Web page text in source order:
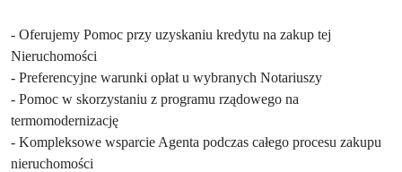
- Oferujemy Pomoc przy uzyskaniu kredytu na zakup tej
Nieruchomości
- Preferencyjne warunki opłat u wybranych Notariuszy
- Pomoc w skorzystaniu z programu rządowego na
termomodernizację
- Kompleksowe wsparcie Agenta podczas całego procesu zakupu
nieruchomości